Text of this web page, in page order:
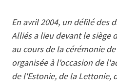
En avril 2004, un défilé des
Alliés a lieu devant le siège
au cours de la cérémonie
organisée à l'occasion de
de l'Estonie, de la Lettonie,